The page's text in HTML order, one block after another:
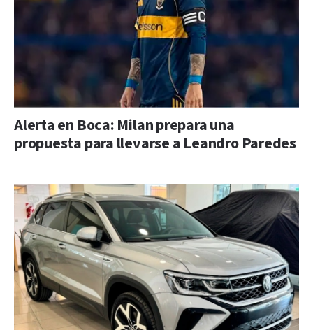
Alerta en Boca: Milan prepara una
propuesta para llevarse a Leandro Paredes